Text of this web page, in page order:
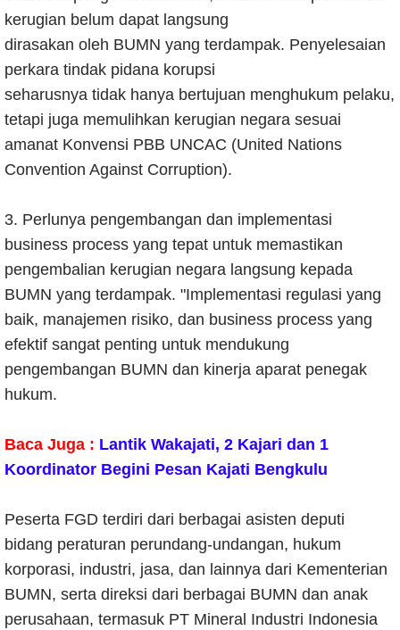
kerugian belum dapat langsung
dirasakan oleh BUMN yang terdampak. Penyelesaian
perkara tindak pidana korupsi
seharusnya tidak hanya bertujuan menghukum pelaku,
tetapi juga memulihkan kerugian negara sesuai
amanat Konvensi PBB UNCAC (United Nations
Convention Against Corruption).
3. Perlunya pengembangan dan implementasi
business process yang tepat untuk memastikan
pengembalian kerugian negara langsung kepada
BUMN yang terdampak. "Implementasi regulasi yang
baik, manajemen risiko, dan business process yang
efektif sangat penting untuk mendukung
pengembangan BUMN dan kinerja aparat penegak
hukum.
Baca Juga : Lantik Wakajati, 2 Kajari dan 1
Koordinator Begini Pesan Kajati Bengkulu
Peserta FGD terdiri dari berbagai asisten deputi
bidang peraturan perundang-undangan, hukum
korporasi, industri, jasa, dan lainnya dari Kementerian
BUMN, serta direksi dari berbagai BUMN dan anak
perusahaan, termasuk PT Mineral Industri Indonesia